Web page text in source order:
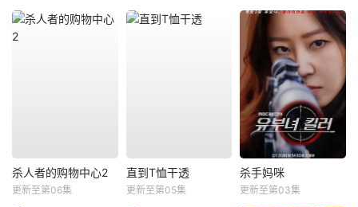
杀人者的购物中心2
更新至第06集
直到T恤干透
更新至第05集
杀手妈咪
更新至第03集